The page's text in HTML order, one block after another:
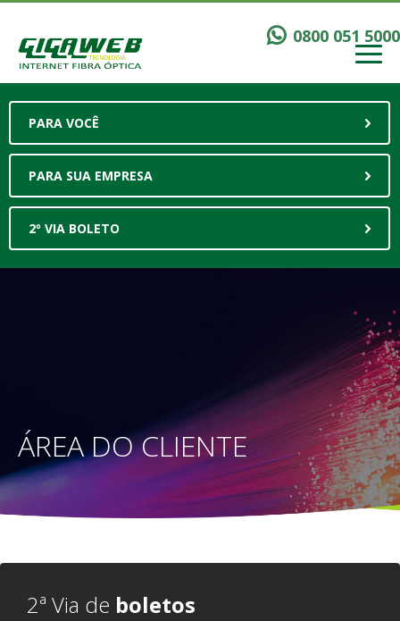
0800 051 5000
PARA VOCÊ
PARA SUA EMPRESA
2º VIA BOLETO
ÁREA DO CLIENTE
2ª Via de boletos